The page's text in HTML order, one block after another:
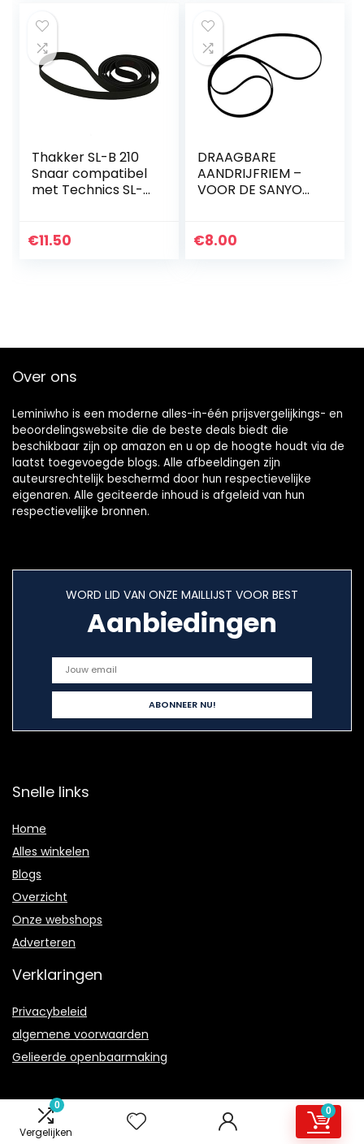
0
Vergelijken
0
Thakker SL-B 210
Snaar compatibel
met Technics SL-B
Aandrijfriemen
€11.50
DRAAGBARE
AANDRIJFRIEM –
VOOR DE SANYO
€8.00
Over ons
Leminiwho is een moderne alles-in-één prijsvergelijkings- en
beoordelingswebsite die de beste deals biedt die
beschikbaar zijn op amazon en u op de hoogte houdt via de
laatst toegevoegde blogs. Alle afbeeldingen zijn
auteursrechtelijk beschermd door hun respectievelijke
eigenaren. Alle geciteerde inhoud is afgeleid van hun
respectievelijke bronnen.
WORD LID VAN ONZE MAILLIJST VOOR BEST
Aanbiedingen
Snelle links
Home
Alles winkelen
Blogs
Overzicht
Onze webshops
Adverteren
Verklaringen
Privacybeleid
algemene voorwaarden
Gelieerde openbaarmaking